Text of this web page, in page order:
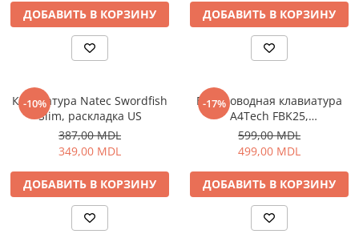
ДОБАВИТЬ В КОРЗИНУ ДОБАВИТЬ В КОРЗИНУ
-10%
Клавиатура Natec Swordfish
Slim, раскладка US
387,00 MDL
349,00 MDL
ДОБАВИТЬ В КОРЗИНУ
-17%
Беспроводная клавиатура
A4Tech FBK25,
мультимедийная, подставка
для смартфона, до 4
устройств, BT/2.4Ghz,
черный
599,00 MDL
499,00 MDL
ДОБАВИТЬ В КОРЗИНУ